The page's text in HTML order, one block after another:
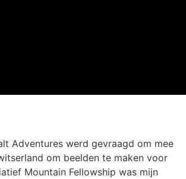
Adventures werd gevraagd om mee
om beelden te maken voor
Mountain Fellowship was mijn